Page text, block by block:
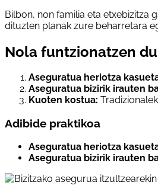
Bilbon, non familia eta etxebizitza
dituzten planak zure beharretara
Nola funtzionatzen
Aseguratua heriotza
Aseguratua bizirik irauten
Kuoten kostua:
Adibide praktikoa
Aseguratua heriotza
Aseguratua bizirik irauten